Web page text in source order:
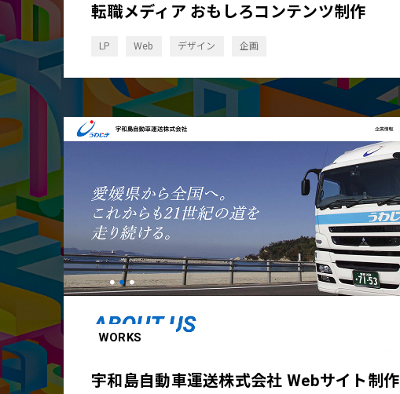
転職メディア おもしろコンテンツ制作
LP Web デザイン 企画
WORKS
宇和島自動車運送株式会社 Webサイト制作